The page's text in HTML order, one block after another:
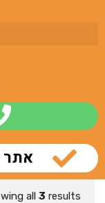
אתר
all 3 results